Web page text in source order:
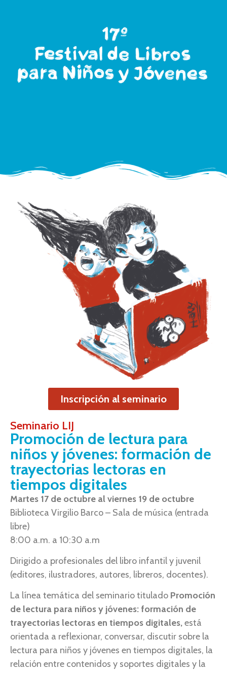
Inscripción al seminario
Seminario LIJ
Promoción de lectura para
niños y jóvenes: formación de
trayectorias lectoras en
tiempos digitales
Martes 17 de octubre al viernes 19 de octubre
Biblioteca Virgilio Barco – Sala de música (entrada
libre)
8:00 a.m. a 10:30 a.m
Dirigido a profesionales del libro infantil y juvenil
(editores, ilustradores, autores, libreros, docentes).
La línea temática del seminario titulado Promoción
de lectura para niños y jóvenes: formación de
trayectorias lectoras en tiempos digitales,está
orientada a reflexionar, conversar, discutir sobre la
lectura para niños y jóvenes en tiempos digitales, la
relación entre contenidos y soportes digitales y la